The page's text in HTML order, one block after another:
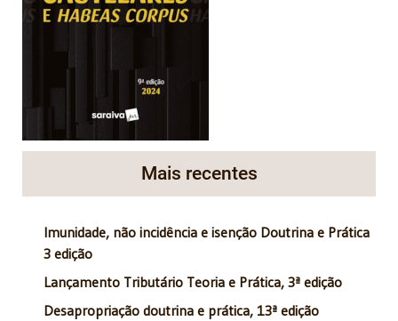
Mais recentes
Imunidade, não incidência e isenção Doutrina e Prática
3 edição
Lançamento Tributário Teoria e Prática, 3ª edição
Desapropriação doutrina e prática, 13ª edição